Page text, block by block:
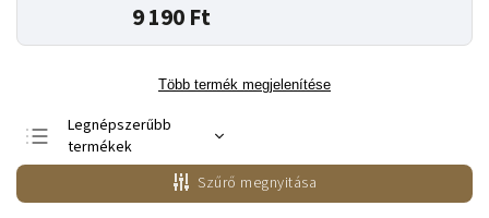
9 190 Ft
Több termék megjelenítése
Legnépszerűbb
termékek
Legolcsóbb elöl
Legdrágább
Szűrő megnyitása